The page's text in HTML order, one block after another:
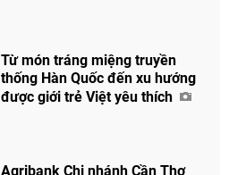
Từ món tráng miệng truyền
thống Hàn Quốc đến xu hướng
được giới trẻ Việt yêu thích
Agribank Chi nhánh Cần Thơ